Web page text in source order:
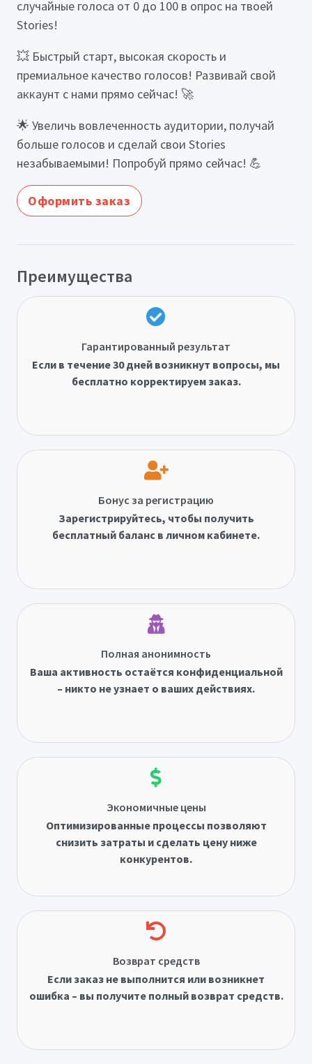
случайные голоса от 0 до 100 в опрос на твоей
Stories!
💥 Быстрый старт, высокая скорость и
премиальное качество голосов! Развивай свой
аккаунт с нами прямо сейчас! 🚀
🌟 Увеличь вовлеченность аудитории, получай
больше голосов и сделай свои Stories
незабываемыми! Попробуй прямо сейчас! 💪
Оформить заказ
Преимущества
Гарантированный результат
Если в течение 30 дней возникнут вопросы, мы
бесплатно корректируем заказ.
Бонус за регистрацию
Зарегистрируйтесь, чтобы получить
бесплатный баланс в личном кабинете.
Полная анонимность
Ваша активность остаётся конфиденциальной
– никто не узнает о ваших действиях.
Экономичные цены
Оптимизированные процессы позволяют
снизить затраты и сделать цену ниже
конкурентов.
Возврат средств
Если заказ не выполнится или возникнет
ошибка – вы получите полный возврат средств.